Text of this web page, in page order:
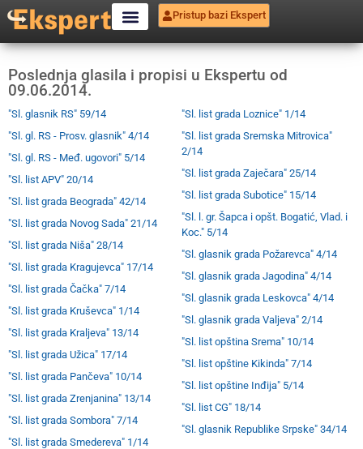
Pristup bazi Ekspert
Poslednja glasila i propisi u Ekspertu od
09.06.2014.
"Sl. glasnik RS" 59/14
"Sl. gl. RS - Prosv. glasnik" 4/14
"Sl. gl. RS - Međ. ugovori" 5/14
"Sl. list APV" 20/14
"Sl. list grada Beograda" 42/14
"Sl. list grada Novog Sada" 21/14
"Sl. list grada Niša" 28/14
"Sl. list grada Kragujevca" 17/14
"Sl. list grada Čačka" 7/14
"Sl. list grada Kruševca" 1/14
"Sl. list grada Kraljeva" 13/14
"Sl. list grada Užica" 17/14
"Sl. list grada Pančeva" 10/14
"Sl. list grada Zrenjanina" 13/14
"Sl. list grada Sombora" 7/14
"Sl. list grada Smedereva" 1/14
"Sl. list grada Loznice" 1/14
"Sl. list grada Sremska Mitrovica"
2/14
"Sl. list grada Zaječara" 25/14
"Sl. list grada Subotice" 15/14
"Sl. l. gr. Šapca i opšt. Bogatić, Vlad. i
Koc." 5/14
"Sl. glasnik grada Požarevca" 4/14
"Sl. glasnik grada Jagodina" 4/14
"Sl. glasnik grada Leskovca" 4/14
"Sl. glasnik grada Valjeva" 2/14
"Sl. list opština Srema" 10/14
"Sl. list opštine Kikinda" 7/14
"Sl. list opštine Inđija" 5/14
"Sl. list CG" 18/14
"Sl. glasnik Republike Srpske" 34/14